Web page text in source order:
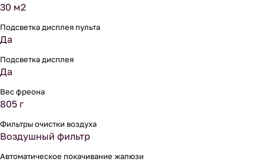
30 м2
Подсветка дисплея пульта
Да
Подсветка дисплея
Да
Вес фреона
805 г
Фильтры очистки воздуха
Воздушный фильтр
Автоматическое покачивание жалюзи